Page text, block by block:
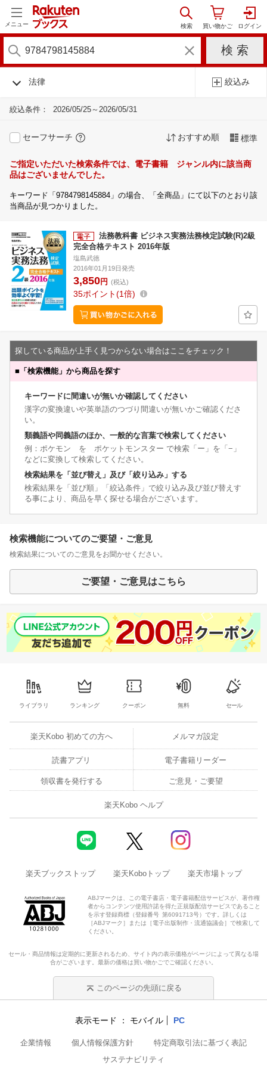
メニュー
法律 絞込み
絞込条件： 2026/05/25～2026/05/31
セーフサーチ おすすめ順 標準
ご指定いただいた検索条件では、電子書籍 ジャンル内に該当商
品はございませんでした。
キーワード「9784798145884」の場合、「全商品」にて以下のとおり該
当商品が見つかりました。
法務教科書 ビジネス実務法務検定試験(R)2級
完全合格テキスト 2016年版
塩島武徳
2016年01月19日発売
3,850円 (税込)
35ポイント 1倍
探している商品が上手く見つからない場合はここをチェック！
■ 「検索機能」から商品を探す
キーワードに間違いが無いか確認してください
漢字の変換違いや英単語のつづり間違いが無いかご確認くださ
い。
類義語や同義語のほか、一般的な言葉で検索してください
例：ポケモン を ポケットモンスター で検索「ー」を「−」
などに変換して検索してください。
検索結果を「並び替え」及び「絞り込み」する
検索結果を「並び順」「絞込条件」で絞り込み及び並び替えす
る事により、商品を早く探せる場合がございます。
検索機能についてのご要望・ご意見
検索結果についてのご意見をお聞かせください。
ご要望・ご意見はこちら
ライブラリ ランキング クーポン 無料 セール
楽天Kobo 初めての方へ メルマガ設定
読書アプリ 電子書籍リーダー
領収書を発行する ご意見・ご要望
楽天Kobo ヘルプ
楽天ブックストップ 楽天Koboトップ 楽天市場トップ
ABJマークは、この電子書店・電子書籍配信サービスが、著作権
者からコンテンツ使用許諾を得た正規版配信サービスであること
を示す登録商標（登録番号 第6091713号）です。詳しくは
［ABJマーク］または［電子出版制作・流通協議会］で検索して
ください。
セール・商品情報は定期的に更新されるため、サイト内の表示価格がページによって異なる場
合がございます。最新の価格は買い物かごでご確認ください。
このページの先頭に戻る
表示モード モバイル PC
企業情報 個人情報保護方針
特定商取引法に基づく表記
サステナビリティ